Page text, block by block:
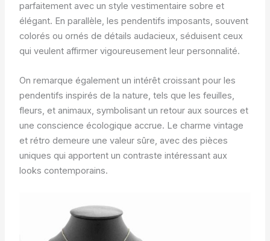
parfaitement avec un style vestimentaire sobre et
élégant. En parallèle, les pendentifs imposants, souvent
colorés ou ornés de détails audacieux, séduisent ceux
qui veulent affirmer vigoureusement leur personnalité.
On remarque également un intérêt croissant pour les
pendentifs inspirés de la nature, tels que les feuilles,
fleurs, et animaux, symbolisant un retour aux sources et
une conscience écologique accrue. Le charme vintage
et rétro demeure une valeur sûre, avec des pièces
uniques qui apportent un contraste intéressant aux
looks contemporains.